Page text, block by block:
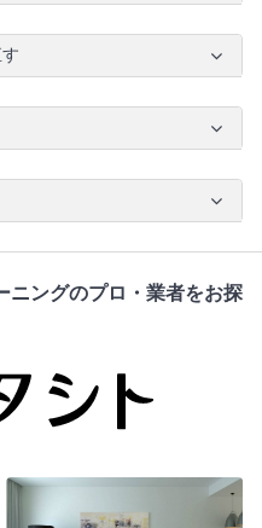
ニングのプロ・業者をお探